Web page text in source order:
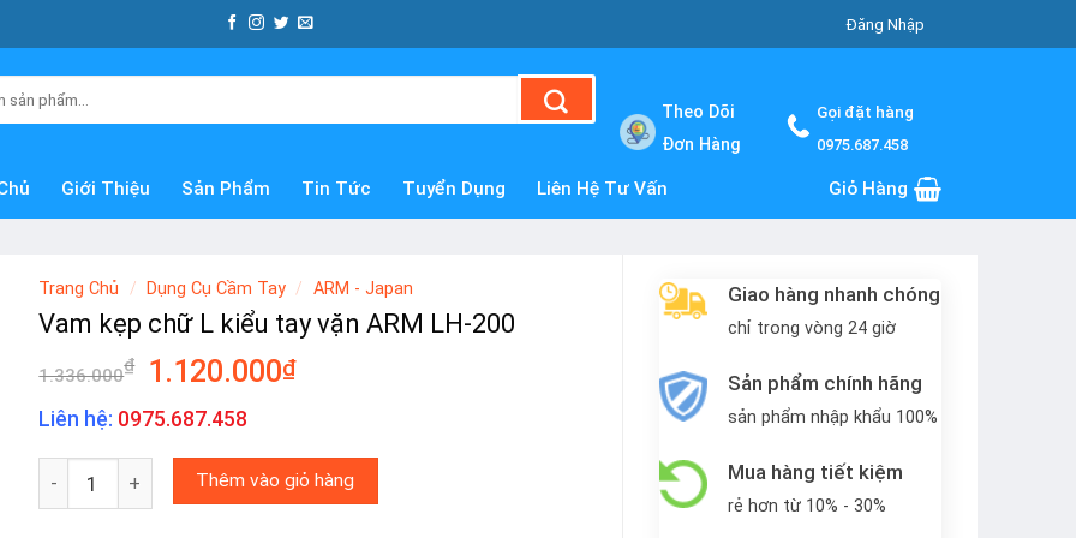
Đăng Nhập
Theo Dõi
Đơn Hàng
Gọi đặt hàng
0975.687.458
Giới Thiệu Sản Phẩm Tin Tức Tuyển Dụng Liên Hệ Tư Vấn Giỏ Hàng
Giao hàng nhanh chóng
chỉ trong vòng 24 giờ
Sản phẩm chính hãng
sản phẩm nhập khẩu 100%
Mua hàng tiết kiệm
rẻ hơn từ 10% - 30%
Trang Chủ / Dụng Cụ Cầm Tay / ARM - Japan
Vam kẹp chữ L kiểu tay vặn ARM LH-200
1.336.000₫
Giá
là:
1.336.000₫.
1.120.000₫Giá
là:
1.120.000₫.
Liên hệ: 0975.687.458
Vam kẹp chữ L kiểu tay vặn ARM LH-200 số lượng
Thêm vào giỏ hàng